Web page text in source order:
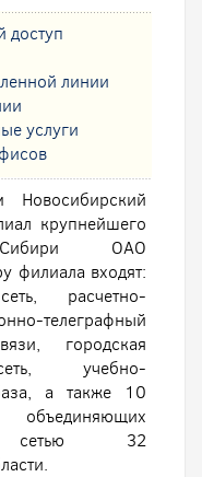
доступ
линии
услуги
Новосибирский
крупнейшего
ОАО
филиала входят:
расчетно-
телеграфный
городская
учебно-
а также 10
сетью 32